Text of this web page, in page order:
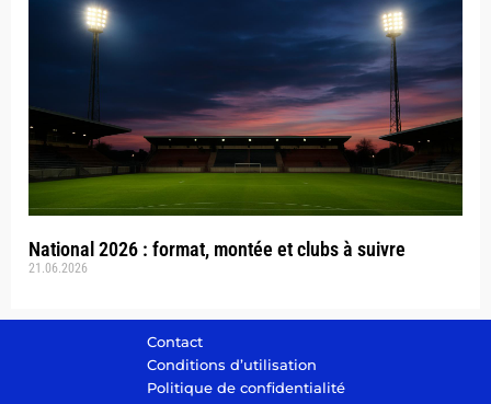
National 2026 : format, montée et clubs à suivre
21.06.2026
Contact
Conditions d’utilisation
Politique de confidentialité